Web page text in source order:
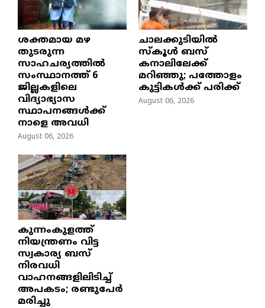
ശക്തമായ മഴ
തുടരുന്ന
സാഹചര്യത്തിൽ
സംസ്ഥാനത്ത് 6
ജില്ലകളിലെ
വിദ്യാഭ്യാസ
സ്ഥാപനങ്ങൾക്ക്
നാളെ അവധി
August 06, 2026
ചാലക്കുടിയിൽ
സ്കൂൾ ബസ്
കനാലിലേക്ക്
മറിഞ്ഞു; പത്തോളം
കുട്ടികൾക്ക് പരിക്ക്
August 06, 2026
കുന്നംകുളത്ത്
നിയന്ത്രണം വിട്ട
സ്വകാര്യ ബസ്
നിരവധി
വാഹനങ്ങളിലിടിച്ച്
അപകടം; രണ്ടുപേർ
മരിച്ചു